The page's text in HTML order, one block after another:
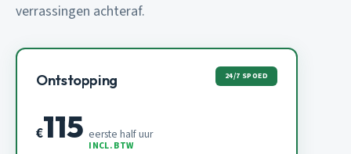
verrassingen achteraf.
Ontstopping 24/7 SPOED
€115 eerste half uur
INCL. BTW